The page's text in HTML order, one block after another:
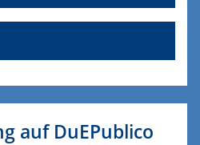
auf DuEPublico